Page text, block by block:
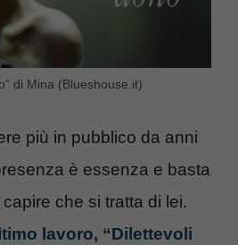
di Mina (Blueshouse.it)
più in pubblico da anni
è essenza e basta
che si tratta di lei.
lavoro, “Dilettevoli